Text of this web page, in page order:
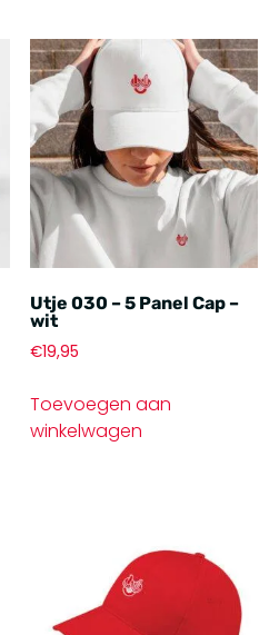
Utje 030 – 5 Panel Cap –
wit
€19,95
Toevoegen aan
winkelwagen